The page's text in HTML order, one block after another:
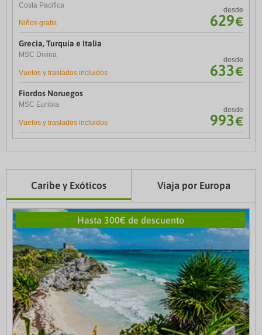
Costa Pacifica
Niños gratis
desde
629€
Grecia, Turquía e Italia
MSC Divina
Vuelos y traslados incluidos
desde
633€
Fiordos Noruegos
MSC Euribia
Vuelos y traslados incluidos
desde
993€
Vuelo + Hotel
5 días / 4 noches
desde
283€
Mallorca
Vuelo + Hotel
5 días / 4 noches
desde
355€
Vive Cerdeña
Vuelo + Hotel
4 días / 3 noches
desde
252€
Caribe y Exóticos Viaja por Europa
Hasta 300€ de descuento
Hasta 20% de descuento